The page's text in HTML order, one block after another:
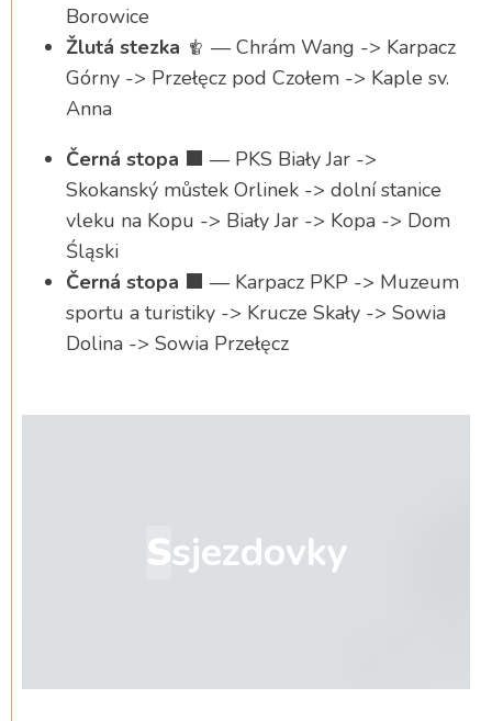
Borowice
Žlutá stezka 🨀 — Chrám Wang -> Karpacz
Górny -> Przełęcz pod Czołem -> Kaple sv.
Anna
Černá stopa ⬛ — PKS Biały Jar ->
Skokanský můstek Orlinek -> dolní stanice
vleku na Kopu -> Biały Jar -> Kopa -> Dom
Śląski
Černá stopa ⬛ — Karpacz PKP -> Muzeum
sportu a turistiky -> Krucze Skały -> Sowia
Dolina -> Sowia Przełęcz
Ssjezdovky